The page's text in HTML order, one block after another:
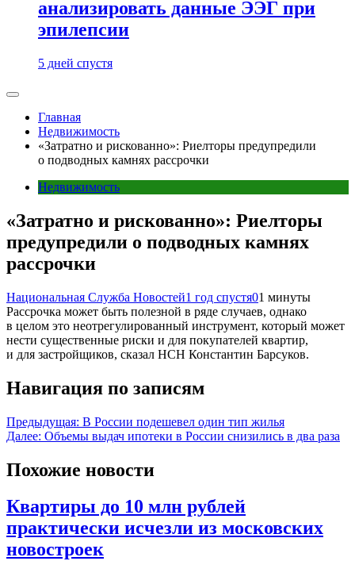
анализировать данные ЭЭГ при
эпилепсии
5 дней спустя
Главная
Недвижимость
«Затратно и рискованно»: Риелторы предупредили
о подводных камнях рассрочки
Недвижимость
«Затратно и рискованно»: Риелторы
предупредили о подводных камнях
рассрочки
Национальная Служба Новостей1 год спустя01 минуты
Рассрочка может быть полезной в ряде случаев, однако
в целом это неотрегулированный инструмент, который может
нести существенные риски и для покупателей квартир,
и для застройщиков, сказал НСН Константин Барсуков.
Навигация по записям
Предыдущая: В России подешевел один тип жилья
Далее: Объемы выдач ипотеки в России снизились в два раза
Похожие новости
Квартиры до 10 млн рублей
практически исчезли из московских
новостроек